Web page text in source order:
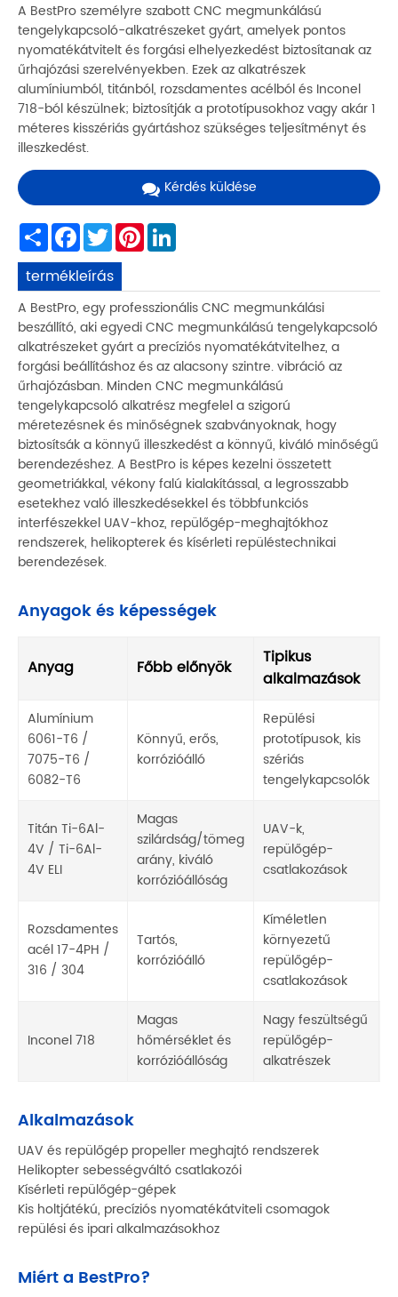
A BestPro személyre szabott CNC megmunkálású
tengelykapcsoló-alkatrészeket gyárt, amelyek pontos
nyomatékátvitelt és forgási elhelyezkedést biztosítanak az
űrhajózási szerelvényekben. Ezek az alkatrészek
alumíniumból, titánból, rozsdamentes acélból és Inconel
718-ból készülnek; biztosítják a prototípusokhoz vagy akár 1
méteres kisszériás gyártáshoz szükséges teljesítményt és
illeszkedést.
Kérdés küldése
ShareFacebook
TwitterPinterest
termékleírás
A BestPro, egy professzionális CNC megmunkálási
beszállító, aki egyedi CNC megmunkálású tengelykapcsoló
alkatrészeket gyárt a precíziós nyomatékátvitelhez, a
forgási beállításhoz és az alacsony szintre. vibráció az
űrhajózásban. Minden CNC megmunkálású
tengelykapcsoló alkatrész megfelel a szigorú
méretezésnek és minőségnek szabványoknak, hogy
biztosítsák a könnyű illeszkedést a könnyű, kiváló minőségű
berendezéshez. A BestPro is képes kezelni összetett
geometriákkal, vékony falú kialakítással, a legrosszabb
esetekhez való illeszkedésekkel és többfunkciós
interfészekkel UAV-khoz, repülőgép-meghajtókhoz
rendszerek, helikopterek és kísérleti repüléstechnikai
berendezések.
Anyagok és képességek
Anyag Főbb előnyök
Tipikus
alkalmazások
Alumínium
6061-T6 /
7075-T6 /
6082-T6
Könnyű, erős,
korrózióálló
Repülési
prototípusok, kis
szériás
tengelykapcsolók
Titán Ti-6Al-
4V / Ti-6Al-
4V ELI
Magas
szilárdság/tömeg
arány, kiváló
korrózióállóság
UAV-k,
repülőgép-
csatlakozások
Rozsdamentes
acél 17-4PH /
316 / 304
Tartós,
korrózióálló
Kíméletlen
környezetű
repülőgép-
csatlakozások
Inconel 718
Magas
hőmérséklet és
korrózióállóság
Nagy feszültségű
repülőgép-
alkatrészek
Alkalmazások
UAV és repülőgép propeller meghajtó rendszerek
Helikopter sebességváltó csatlakozói
Kísérleti repülőgép-gépek
Kis holtjátékú, precíziós nyomatékátviteli csomagok
repülési és ipari alkalmazásokhoz
Miért a BestPro?